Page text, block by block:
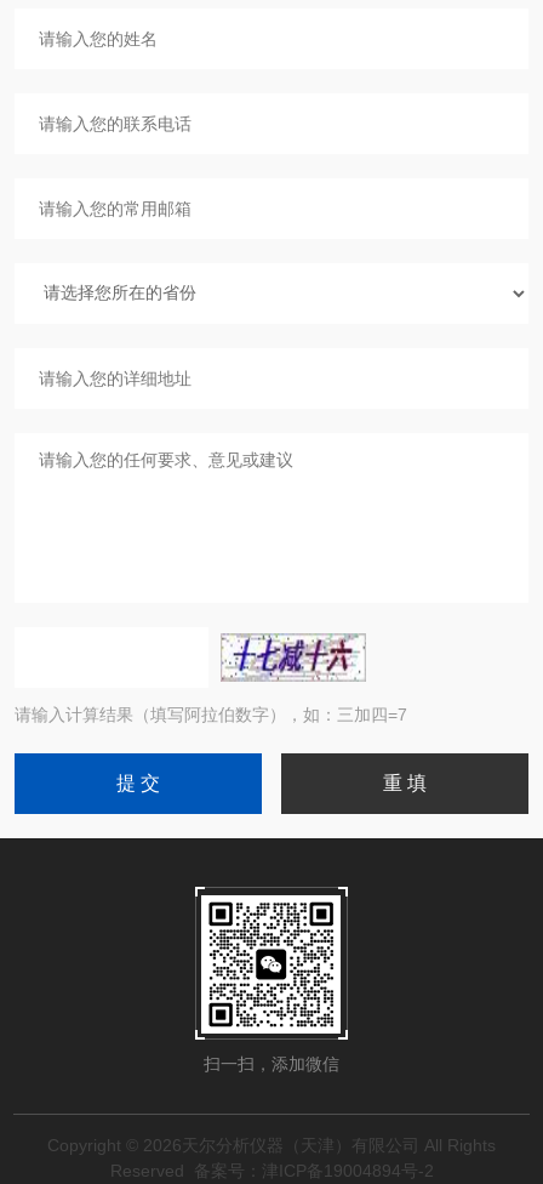
请输入计算结果（填写阿拉伯数字），如：三加四=7
扫一扫，添加微信
Copyright © 2026天尔分析仪器（天津）有限公司 All Rights
Reserved
备案号：津ICP备19004894号-2